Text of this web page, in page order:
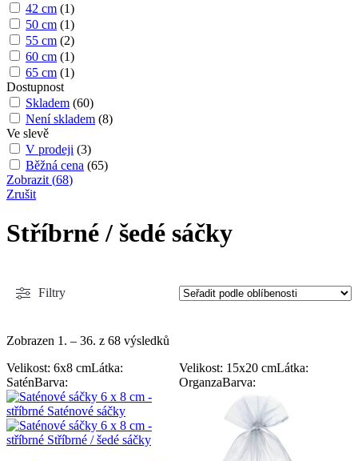
42 cm (1)
50 cm (1)
55 cm (2)
60 cm (1)
65 cm (1)
Dostupnost
Skladem (60)
Není skladem (8)
Ve slevě
V prodeji (3)
Běžná cena (65)
Zobrazit (68)
Zrušit
Stříbrné / šedé sáčky
Filtry
Zobrazen 1. – 36. z 68 výsledků
Velikost: 6x8 cmLátka:
SaténBarva:
Velikost: 15x20 cmLátka:
OrganzaBarva: